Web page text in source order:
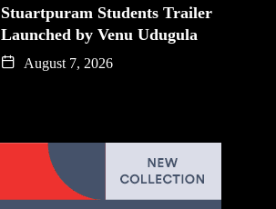
Stuartpuram Students Trailer
Launched by Venu Udugula
August 7, 2026